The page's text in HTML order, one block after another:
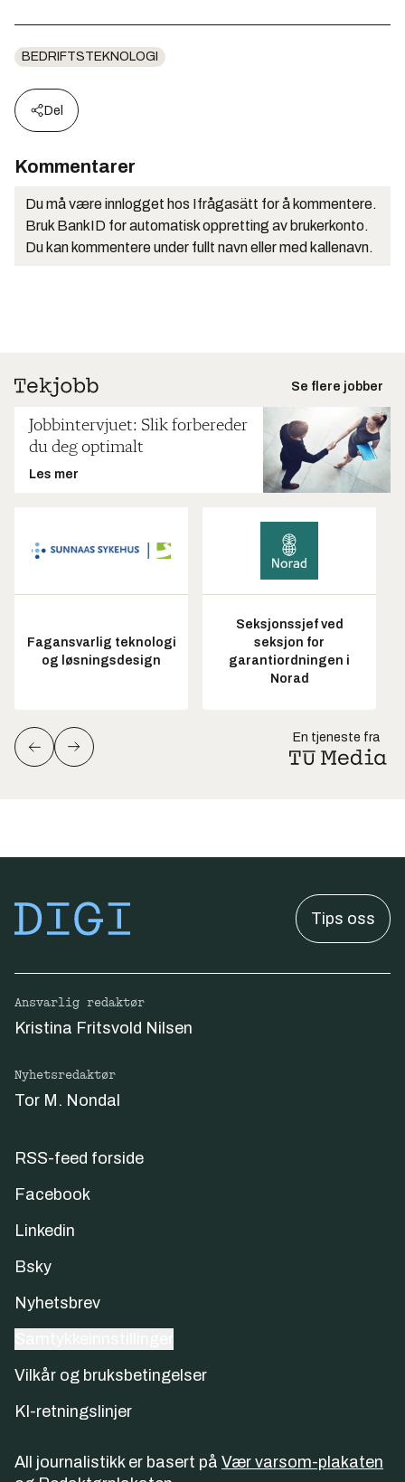
BEDRIFTSTEKNOLOGI
Del
Kommentarer
Du må være innlogget hos Ifrågasätt for å kommentere.
Bruk BankID for automatisk oppretting av brukerkonto.
Du kan kommentere under fullt navn eller med kallenavn.
Se flere jobber
Jobbintervjuet: Slik forbereder
du deg optimalt
Les mer
Fagansvarlig teknologi
og løsningsdesign
Seksjonssjef ved
seksjon for
garantiordningen i
Norad
En tjeneste fra
Tips oss
Ansvarlig redaktør
Kristina Fritsvold Nilsen
Nyhetsredaktør
Tor M. Nondal
RSS-feed forside
Facebook
Linkedin
Bsky
Nyhetsbrev
Vilkår og bruksbetingelser
KI-retningslinjer
All journalistikk er basert på Vær varsom-plakaten